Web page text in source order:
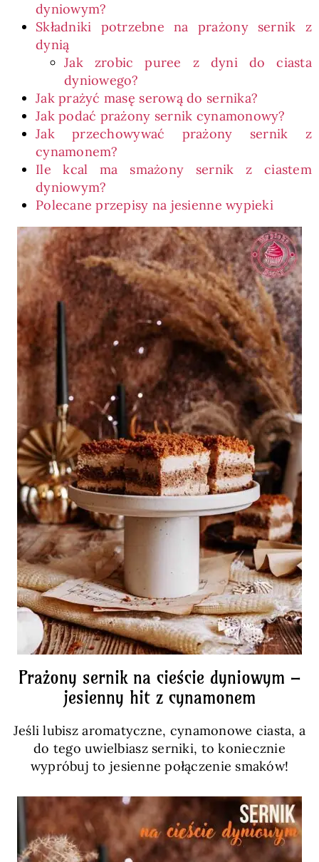
dyniowym?
Składniki potrzebne na prażony sernik z
dynią
Jak zrobic puree z dyni do ciasta
dyniowego?
Jak prażyć masę serową do sernika?
Jak podać prażony sernik cynamonowy?
Jak przechowywać prażony sernik z
cynamonem?
Ile kcal ma smażony sernik z ciastem
dyniowym?
Polecane przepisy na jesienne wypieki
Prażony sernik na cieście dyniowym –
jesienny hit z cynamonem
Jeśli lubisz aromatyczne, cynamonowe ciasta, a
do tego uwielbiasz serniki, to koniecznie
wypróbuj to jesienne połączenie smaków!